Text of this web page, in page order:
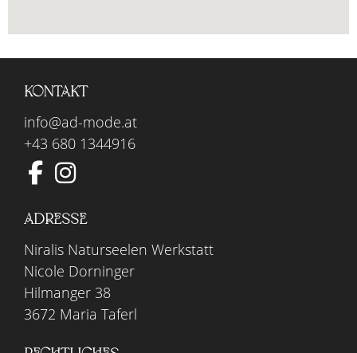
KONTAKT
info@ad-mode.at
+43 680 1344916
ADRESSE
Niralis Naturseelen Werkstatt
Nicole Dorninger
Hilmanger 38
3672 Maria Taferl